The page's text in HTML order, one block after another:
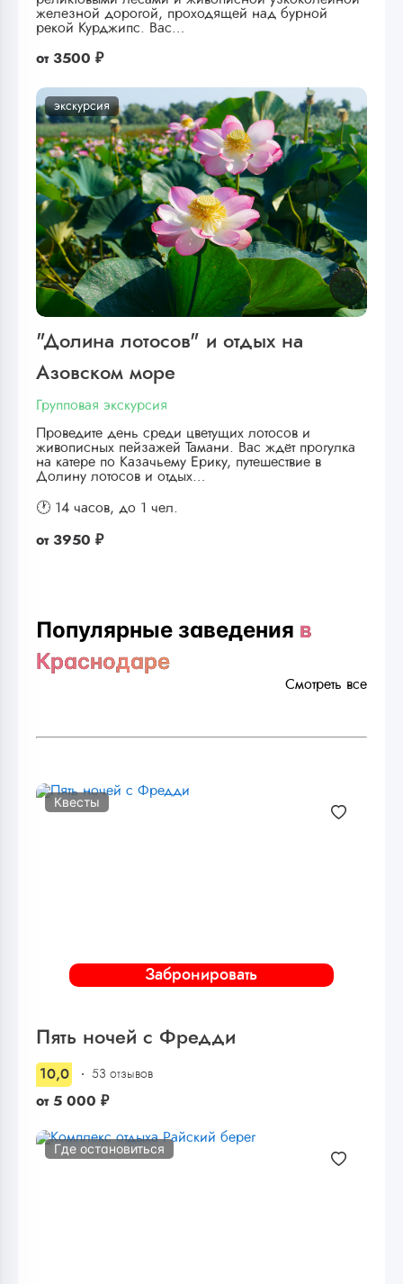
железной дорогой, проходящей над бурной
рекой Курджипс. Вас…
от 3500 ₽
экскурсия
"Долина лотосов" и отдых на
Азовском море
Групповая экскурсия
Проведите день среди цветущих лотосов и
живописных пейзажей Тамани. Вас ждёт прогулка
на катере по Казачьему Ерику, путешествие в
Долину лотосов и отдых…
🕐 14 часов, до 1 чел.
от 3950 ₽
Популярные заведения в
Краснодаре
Смотреть все
Забронировать
Квесты
Пять ночей с Фредди
10,0 53 отзывов
от 5 000 ₽
Где остановиться